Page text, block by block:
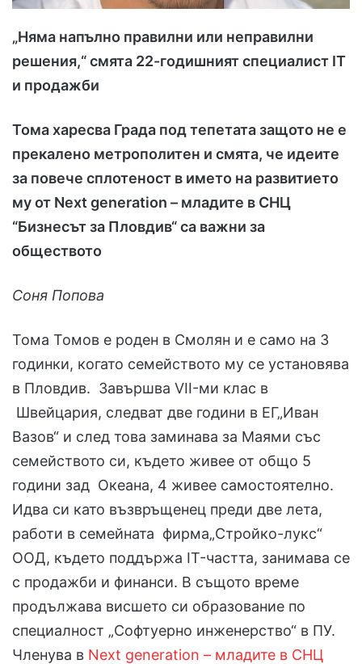
„Няма напълно правилни или неправилни
решения,“ смята 22-годишният специалист IT
и продажби
Тома харесва Града под тепетата защото не е
прекалено метрополитен и смята, че идеите
за повече сплотеност в името на развитието
му от Next generation – младите в СНЦ
“Бизнесът за Пловдив“ са важни за
обществото
Соня Попова
Тома Томов е роден в Смолян и е само на 3
годинки, когато семейството му се установява
в Пловдив. Завършва VII-ми клас в
Швейцария, следват две години в ЕГ„Иван
Вазов“ и след това заминава за Маями със
семейството си, където живее от общо 5
години зад Океана, 4 живее самостоятелно.
Идва си като възвръщенец преди две лета,
работи в семейната фирма„Стройко-лукс“
ООД, където поддържа IT-частта, занимава се
с продажби и финанси. В същото време
продължава висшето си образование по
специалност „Софтуерно инженерство“ в ПУ.
Членува в Next generation – младите в СНЦ